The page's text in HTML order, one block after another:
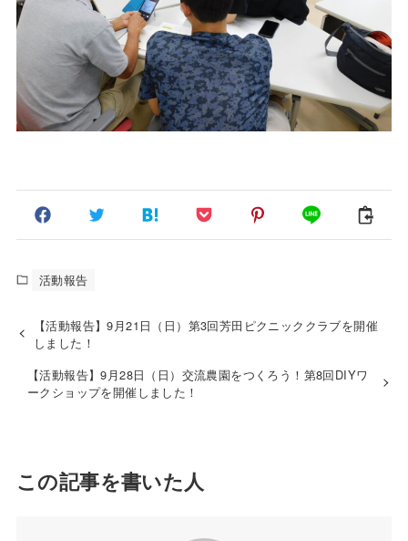
活動報告
【活動報告】9月21日（日）第3回芳田ピクニッククラブを開催
しました！
【活動報告】9月28日（日）交流農園をつくろう！第8回DIYワ
ークショップを開催しました！
この記事を書いた人